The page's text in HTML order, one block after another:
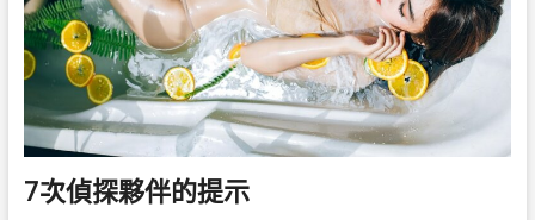
7次偵探夥伴的提示